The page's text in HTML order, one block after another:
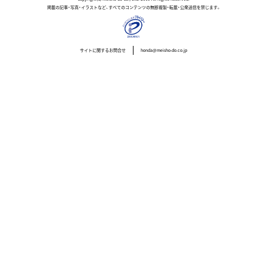
掲載の記事・写真・イラストなど、すべてのコンテンツの無断複製・転載・公衆送信を禁じます。
サイトに関するお問合せ honda@meisho-do.co.jp